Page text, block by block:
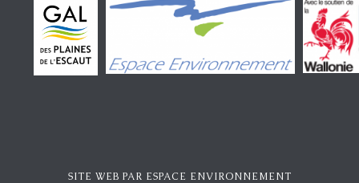
SITE WEB PAR ESPACE ENVIRONNEMENT